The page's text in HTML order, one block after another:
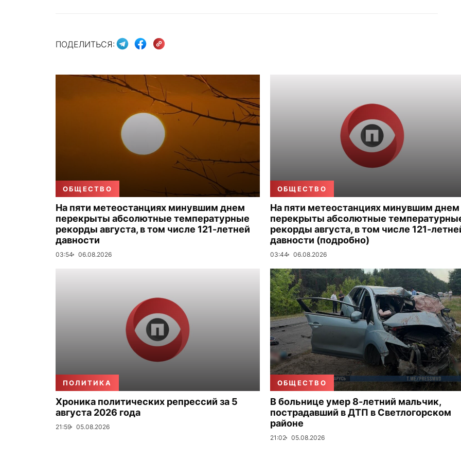
ПОДЕЛИТЬСЯ:
ОБЩЕСТВО
На пяти метеостанциях минувшим днем
перекрыты абсолютные температурные
рекорды августа, в том числе 121-летней
давности
03:54 06.08.2026
ОБЩЕСТВО
На пяти метеостанциях минувшим днем
перекрыты абсолютные
рекорды августа, в том числе 121-
давности (подробно)
03:44 06.08.2026
ПОЛИТИКА
Хроника политических репрессий за 5
августа 2026 года
21:59 05.08.2026
ОБЩЕСТВО
В больнице умер 8-летний мальчик,
пострадавший в ДТП в Светлогорском
районе
21:02 05.08.2026